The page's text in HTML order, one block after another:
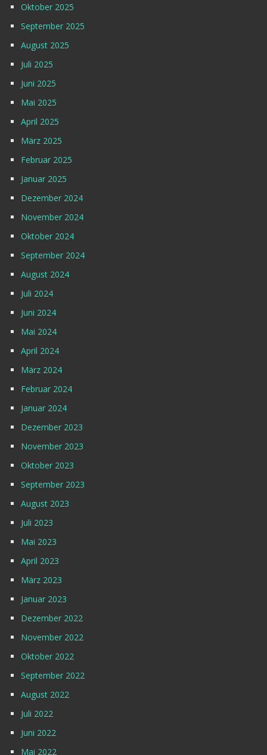
Oktober 2025
September 2025
August 2025
Juli 2025
Juni 2025
Mai 2025
April 2025
März 2025
Februar 2025
Januar 2025
Dezember 2024
November 2024
Oktober 2024
September 2024
August 2024
Juli 2024
Juni 2024
Mai 2024
April 2024
März 2024
Februar 2024
Januar 2024
Dezember 2023
November 2023
Oktober 2023
September 2023
August 2023
Juli 2023
Mai 2023
April 2023
März 2023
Januar 2023
Dezember 2022
November 2022
Oktober 2022
September 2022
August 2022
Juli 2022
Juni 2022
Mai 2022